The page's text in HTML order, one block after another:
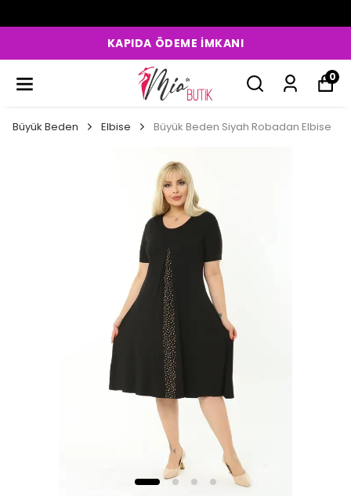
KAPIDA ÖDEME İMKANI
0
Büyük Beden Elbise Büyük Beden Siyah Robadan Elbise